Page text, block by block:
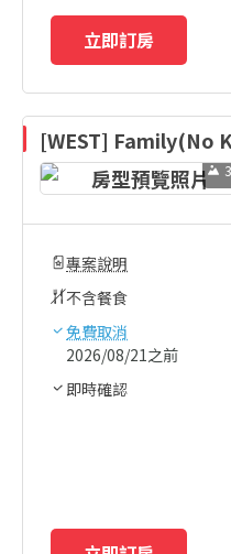
立即訂房
[WEST] Family(No
-Bed Type
3
專案說明
不含餐食
免費取消
2026/08/21之前
即時確認